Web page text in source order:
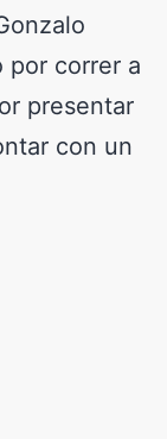
por correr a
presentar
con un